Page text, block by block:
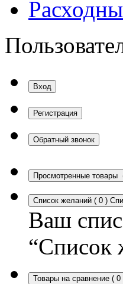
Вход
Регистрация
Обратный звонок
Просмотренные товары
Список желаний ( 0 )
Ваш
“Список
Товары на сравнение ( 0